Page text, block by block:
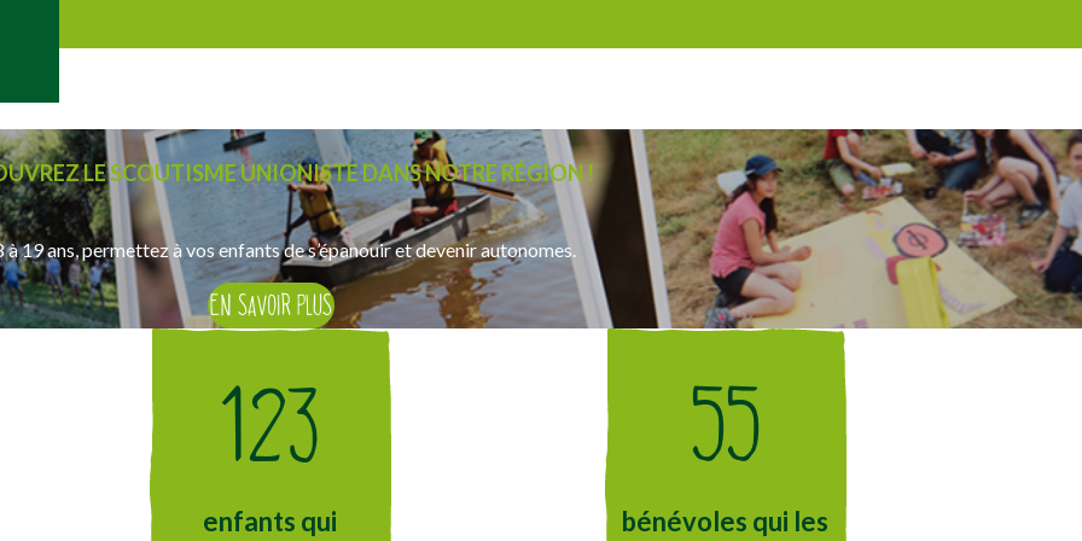
LE SCOUTISME UNIONISTE DANS NOTRE RÉGION !
à 19 ans, permettez à vos enfants de s’épanouir et devenir autonomes.
EN SAVOIR PLUS
123
enfants qui
55
bénévoles qui les